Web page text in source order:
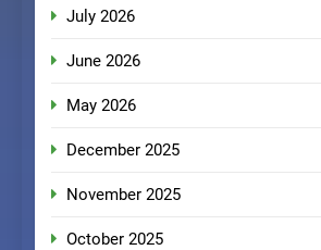
July 2026
June 2026
May 2026
December 2025
November 2025
October 2025